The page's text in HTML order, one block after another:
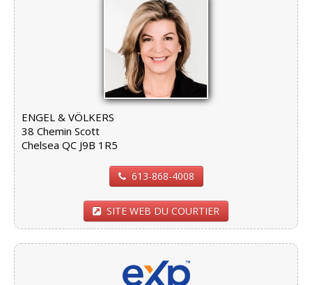
ENGEL & VÖLKERS
38 Chemin Scott
Chelsea QC J9B 1R5
613-868-4008
SITE WEB DU COURTIER